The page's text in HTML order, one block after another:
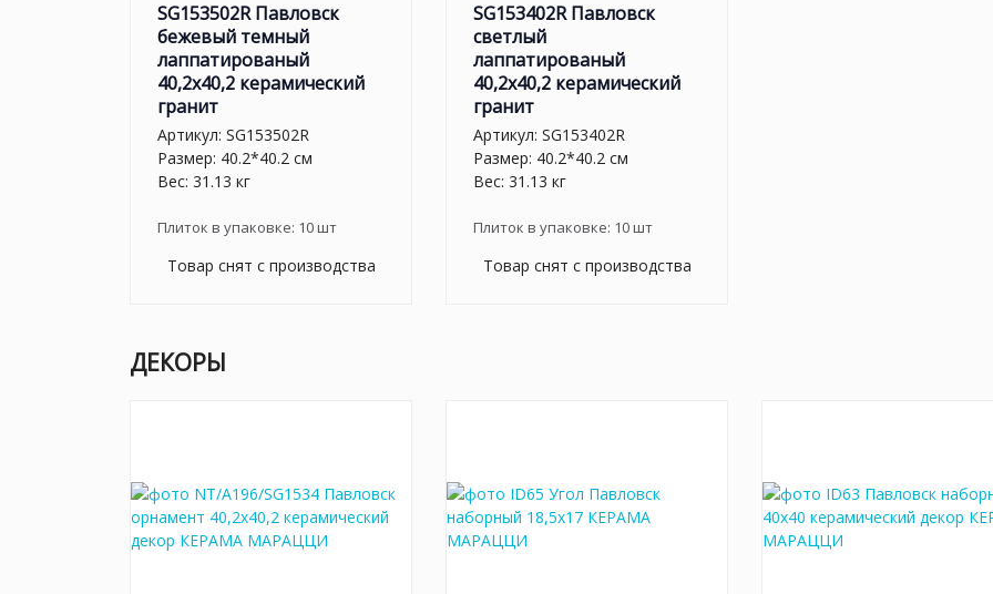
SG153502R Павловск
бежевый темный
лаппатированый
40,2x40,2 керамический
гранит
Артикул: SG153502R
Размер: 40.2*40.2 см
Вес: 31.13 кг
Плиток в упаковке: 10шт
Товар снят с производства
SG153402R Павловск
светлый
лаппатированый
40,2x40,2 керамический
гранит
Артикул: SG153402R
Размер: 40.2*40.2 см
Вес: 31.13 кг
Плиток в упаковке: 10шт
Товар снят с производства
ДЕКОРЫ